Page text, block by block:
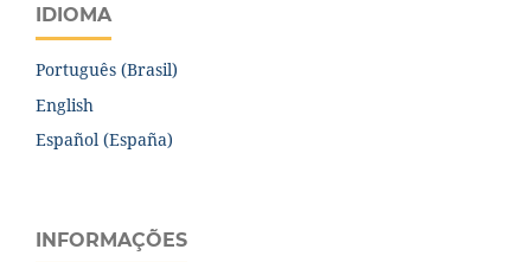
IDIOMA
Português (Brasil)
English
Español (España)
INFORMAÇÕES